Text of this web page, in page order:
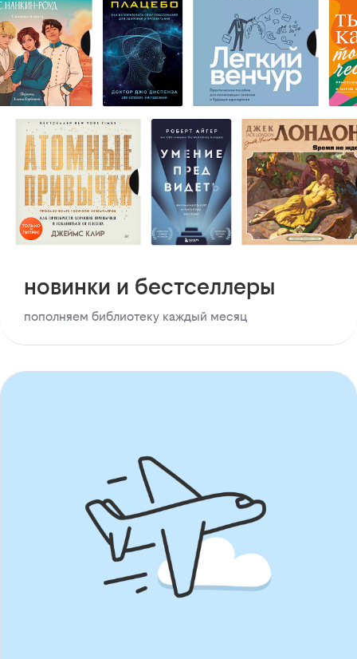
новинки и бестселлеры
пополняем библиотеку каждый месяц